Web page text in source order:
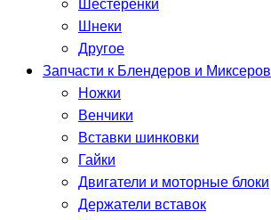
Шестерёнки
Шнеки
Другое
Запчасти к Блендеров и Миксеров
Ножки
Венчики
Вставки шинковки
Гайки
Двигатели и моторные блоки
Держатели вставок